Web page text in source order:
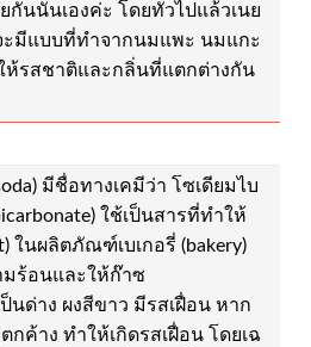
กันนั่นเองค่ะ โดยทั่วไปแล้วเนย
ะมีแบบที่ทำจากนมแพะ นมแกะ
ห้รสชาติและกลิ่นที่แตกต่างกัน
มีชื่อทางเคมีว่า โซเดียมไบ
ใช้เป็นสารที่ทำให้
ในผลิตภัณฑ์เบเกอรี่ (bakery)
มร้อนและให้ก๊าซ
นด่าง ผงสีขาว มีรสเฝื่อน หาก
กค้าง ทำให้เกิดรสเฝื่อน โดยเฉ